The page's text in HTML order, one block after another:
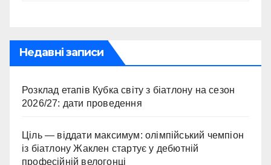
Недавні записи
Розклад етапів Кубка світу з біатлону на сезон
2026/27: дати проведення
Ціль — віддати максимум: олімпійський чемпіон
із біатлону Жаклен стартує у дебютній
професійній велогонці